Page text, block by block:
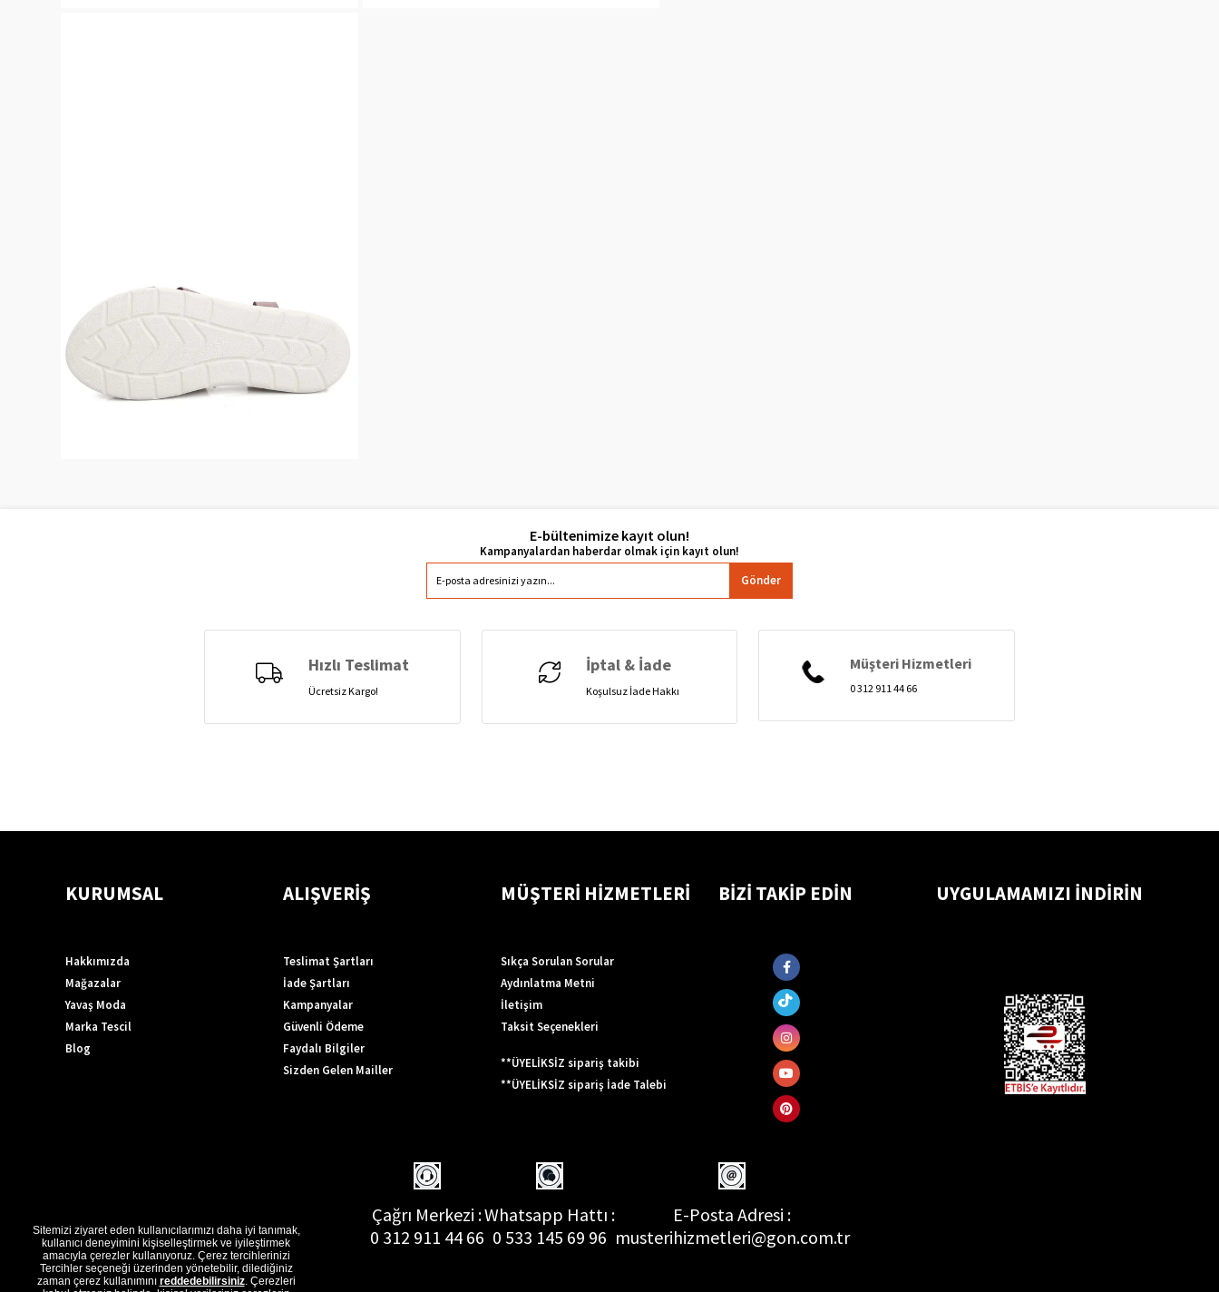
E-bültenimize kayıt olun!
Gönder
Hızlı Teslimat
Ücretsiz Kargo!
İptal & İade
Koşulsuz İade Hakkı
Müşteri Hizmetleri
0 312 911 44 66
KURUMSAL
Hakkımızda
Mağazalar
Yavaş Moda
Marka Tescil
Blog
ALIŞVERİŞ
Teslimat Şartları
İade Şartları
Kampanyalar
Güvenli Ödeme
Faydalı Bilgiler
Sizden Gelen Mailler
MÜŞTERİ HİZMETLERİ
Sıkça Sorulan Sorular
Aydınlatma Metni
İletişim
Taksit Seçenekleri
**ÜYELİKSİZ sipariş takibi
**ÜYELİKSİZ sipariş İade Talebi
BİZİ TAKİP EDİN UYGULAMAMIZI İNDİRİN
Çağrı Merkezi :
0 312 911 44 66
Whatsapp Hattı :
0 533 145 69 96
E-Posta Adresi :
musterihizmetleri@gon.com.tr
Sitemizi ziyaret eden kullanıcılarımızı daha iyi tanımak,
kullanıcı deneyimini kişiselleştirmek ve iyileştirmek
amacıyla çerezler kullanıyoruz. Çerez tercihlerinizi
Tercihler seçeneği üzerinden yönetebilir, dilediğiniz
zaman çerez kullanımını reddedebilirsiniz. Çerezleri